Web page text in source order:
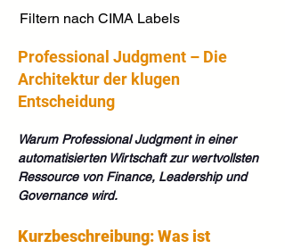
Filtern nach CIMA Labels
Professional Judgment – Die
Architektur der klugen
Entscheidung
Warum Professional Judgment in einer
automatisierten Wirtschaft zur wertvollsten
Ressource von Finance, Leadership und
Governance wird.
Kurzbeschreibung: Was ist